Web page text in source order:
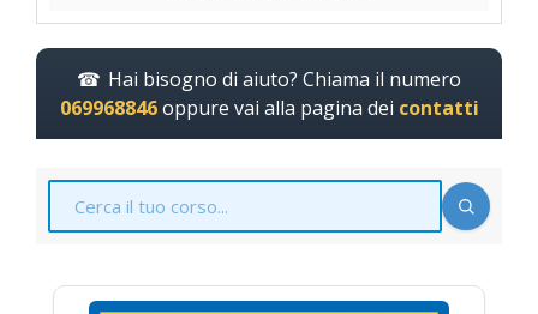
Hai bisogno di aiuto? Chiama il numero
069968846oppure vai alla pagina dei contatti